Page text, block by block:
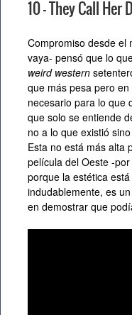
10 – They Call Her
Compromiso desde el
vaya- pensó que lo
weird western
que más pesa pero
necesario para lo que
que solo se entiende
no a lo que existió
Esta no está más alta
película del Oeste -
porque la estética
indudablemente, es
en demostrar que